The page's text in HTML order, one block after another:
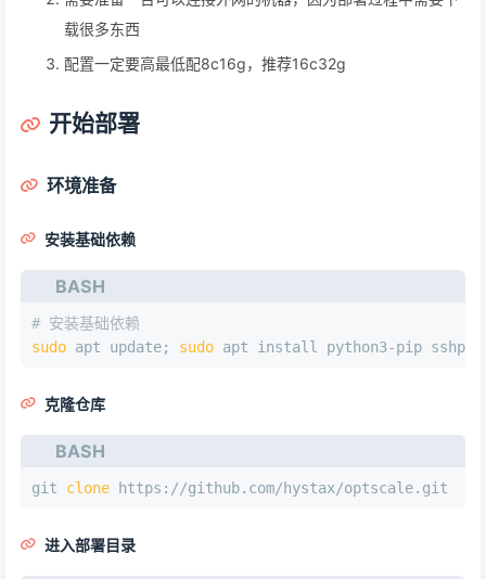
载很多东西
配置一定要高最低配8c16g，推荐16c32g
开始部署
环境准备
安装基础依赖
BASH
# 安装基础依赖
sudo apt update; sudo apt install python3-pip
克隆仓库
BASH
git clone https://github.com/hystax/optscale.git
进入部署目录